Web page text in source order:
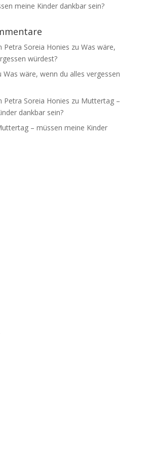
meine Kinder dankbar sein?
Petra Soreia Honies zu Was wäre,
würdest?
Was wäre, wenn du alles vergessen
Petra Soreia Honies zu Muttertag –
dankbar sein?
– müssen meine Kinder